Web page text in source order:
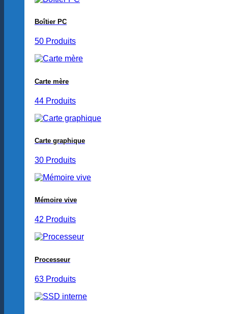
Boîtier PC
50 Produits
Carte mère
44 Produits
Carte graphique
30 Produits
Mémoire vive
42 Produits
Processeur
63 Produits